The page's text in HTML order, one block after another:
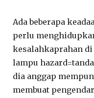
Ada beberapa
perlu
kesalahkaprahan
lampu
dia anggap
membuat